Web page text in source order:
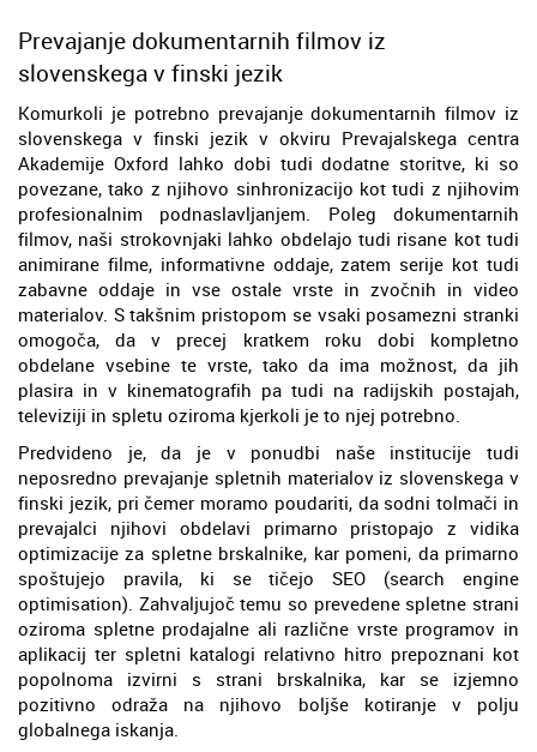
Prevajanje dokumentarnih filmov iz
slovenskega v finski jezik
Komurkoli je potrebno prevajanje dokumentarnih filmov iz
slovenskega v finski jezik v okviru Prevajalskega centra
Akademije Oxford lahko dobi tudi dodatne storitve, ki so
povezane, tako z njihovo sinhronizacijo kot tudi z njihovim
profesionalnim podnaslavljanjem. Poleg dokumentarnih
filmov, naši strokovnjaki lahko obdelajo tudi risane kot tudi
animirane filme, informativne oddaje, zatem serije kot tudi
zabavne oddaje in vse ostale vrste in zvočnih in video
materialov. S takšnim pristopom se vsaki posamezni stranki
omogoča, da v precej kratkem roku dobi kompletno
obdelane vsebine te vrste, tako da ima možnost, da jih
plasira in v kinematografih pa tudi na radijskih postajah,
televiziji in spletu oziroma kjerkoli je to njej potrebno.
Predvideno je, da je v ponudbi naše institucije tudi
neposredno prevajanje spletnih materialov iz slovenskega v
finski jezik, pri čemer moramo poudariti, da sodni tolmači in
prevajalci njihovi obdelavi primarno pristopajo z vidika
optimizacije za spletne brskalnike, kar pomeni, da primarno
spoštujejo pravila, ki se tičejo SEO (search engine
optimisation). Zahvaljujoč temu so prevedene spletne strani
oziroma spletne prodajalne ali različne vrste programov in
aplikacij ter spletni katalogi relativno hitro prepoznani kot
popolnoma izvirni s strani brskalnika, kar se izjemno
pozitivno odraža na njihovo boljše kotiranje v polju
globalnega iskanja.